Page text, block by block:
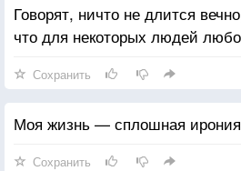
Говорят, ничто не длится
что для некоторых людей
Сохранить
Моя жизнь — сплошная ирония
Сохранить